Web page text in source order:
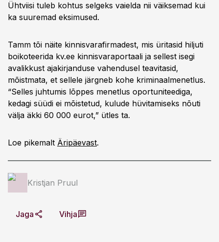
Ühtviisi tuleb kohtus selgeks vaielda nii väiksemad kui
ka suuremad eksimused.
Tamm tõi näite kinnisvarafirmadest, mis üritasid hiljuti
boikoteerida kv.ee kinnisvaraportaali ja sellest isegi
avalikkust ajakirjanduse vahendusel teavitasid,
mõistmata, et sellele järgneb kohe kriminaalmenetlus.
“Selles juhtumis lõppes menetlus oportuniteediga,
kedagi süüdi ei mõistetud, kulude hüvitamiseks nõuti
välja äkki 60 000 eurot,” ütles ta.
Loe pikemalt Äripäevast.
Kristjan Pruul
Jaga Vihja